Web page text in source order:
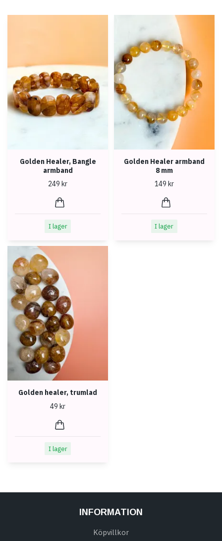
Golden Healer, Bangle
armband
249 kr
I lager
Golden Healer armband
8 mm
149 kr
I lager
Golden healer, trumlad
49 kr
I lager
INFORMATION
Köpvillkor